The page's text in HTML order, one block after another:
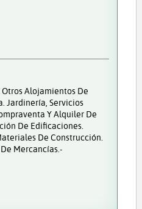
Alojamientos De
Jardinería, Servicios
Y Alquiler De
De Edificaciones.
De Construcción.
Mercancías.-